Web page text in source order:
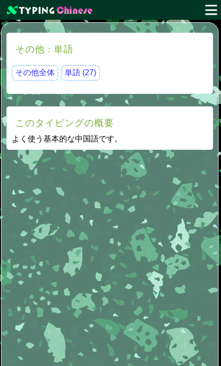
その他 : 単語
その他全体 単語 (27)
このタイピングの概要
よく使う基本的な中国語です。